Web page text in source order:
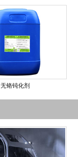
无铬钝化剂